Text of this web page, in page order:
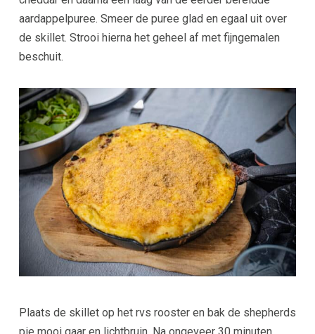
aardappelpuree. Smeer de puree glad en egaal uit over
de skillet. Strooi hierna het geheel af met fijngemalen
beschuit.
Plaats de skillet op het rvs rooster en bak de shepherds